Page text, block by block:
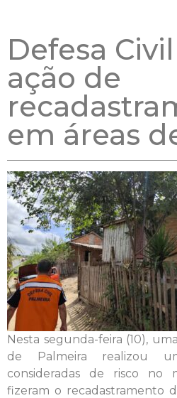
Defesa
ação de
em áreas
Nesta segunda-feira (10),
de Palmeira realizou
consideradas de risco no
fizeram o recadastramento